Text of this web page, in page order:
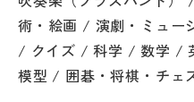
術・絵画 / 演劇・ミュ
/ クイズ / 科学 / 数学 /
模型 / 囲碁・将棋・チ